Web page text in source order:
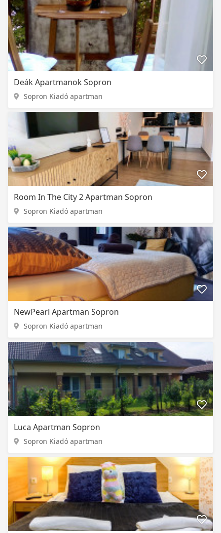
Deák Apartmanok Sopron
Sopron Kiadó apartman
Room In The City 2 Apartman Sopron
Sopron Kiadó apartman
NewPearl Apartman Sopron
Sopron Kiadó apartman
Luca Apartman Sopron
Sopron Kiadó apartman